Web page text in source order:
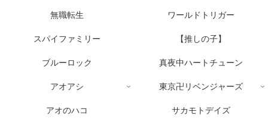
無職転生 ワールドトリガー
スパイファミリー 【推しの子】
ブルーロック 真夜中ハートチューン
アオアシ 東京卍リベンジャーズ
アオのハコ サカモトデイズ